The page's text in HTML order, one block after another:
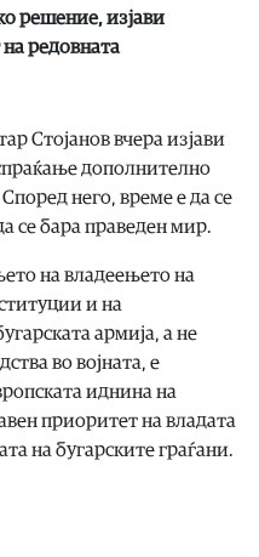
решение, изјави
редовната
Стојанов вчера изјави
дополнително
него, време е да се
се бара праведен мир.
на владеењето на
и на
армија, а не
во војната, е
иднина на
приоритет на владата
на бугарските граѓани.